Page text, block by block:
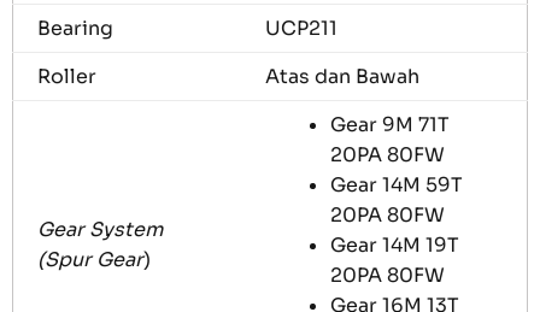
Bearing
UCP211
Roller
Atas dan Bawah
Gear System
(Spur Gear)
Gear 9M 71T
20PA 80FW
Gear 14M 59T
20PA 80FW
Gear 14M 19T
20PA 80FW
Gear 16M 13T